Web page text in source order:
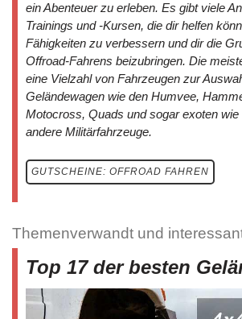
ein Abenteuer zu erleben. Es gibt viele
Trainings und -Kursen, die dir helfen
Fähigkeiten zu verbessern und dir die
Offroad-Fahrens beizubringen. Die
eine Vielzahl von Fahrzeugen zur
Geländewagen wie den Humvee,
Motocross, Quads und sogar exoten wie
andere Militärfahrzeuge.
GUTSCHEINE: OFFROAD FAHREN
Themenverwandt und
Top 17 der besten